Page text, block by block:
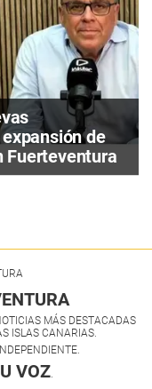
de
Fuerteventura
MÁS DESTACADAS
ISLAS CANARIAS.
VOZ.